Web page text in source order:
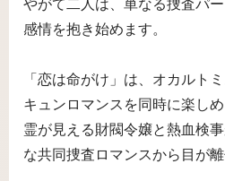
やがて二人は、単なる捜査パ
感情を抱き始めます。
「恋は命がけ」は、オカルト
キュンロマンスを同時に楽しめ
霊が見える財閥令嬢と熱血検
な共同捜査ロマンスから目が離